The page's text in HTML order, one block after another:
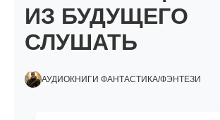
ИЗ БУДУЩЕГО
СЛУШАТЬ
АУДИОКНИГИ ФАНТАСТИКА/ФЭНТЕЗИ